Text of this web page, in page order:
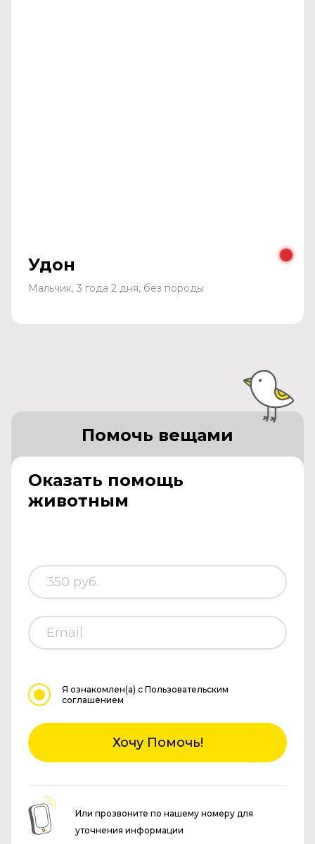
Удон
Мальчик, 3 года 2 дня, без породы
Оказать помощь
животным
Помочь вещами
Я ознакомлен(а) с Пользовательским
соглашением
Хочу Помочь!
Или прозвоните по нашему номеру для
уточнения информации